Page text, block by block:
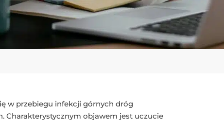
w przebiegu infekcji górnych dróg
Charakterystycznym objawem jest uczucie